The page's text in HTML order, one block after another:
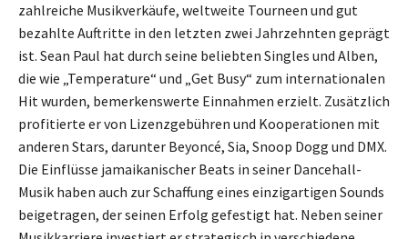
zahlreiche Musikverkäufe, weltweite Tourneen und gut
bezahlte Auftritte in den letzten zwei Jahrzehnten geprägt
ist. Sean Paul hat durch seine beliebten Singles und Alben,
die wie „Temperature“ und „Get Busy“ zum internationalen
Hit wurden, bemerkenswerte Einnahmen erzielt. Zusätzlich
profitierte er von Lizenzgebühren und Kooperationen mit
anderen Stars, darunter Beyoncé, Sia, Snoop Dogg und DMX.
Die Einflüsse jamaikanischer Beats in seiner Dancehall-
Musik haben auch zur Schaffung eines einzigartigen Sounds
beigetragen, der seinen Erfolg gefestigt hat. Neben seiner